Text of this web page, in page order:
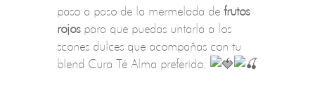
paso a paso de la mermelada de frutos
rojospara que puedas untarla a los
scones dulces que acompañas con tu
blend Cura Té Alma preferido.